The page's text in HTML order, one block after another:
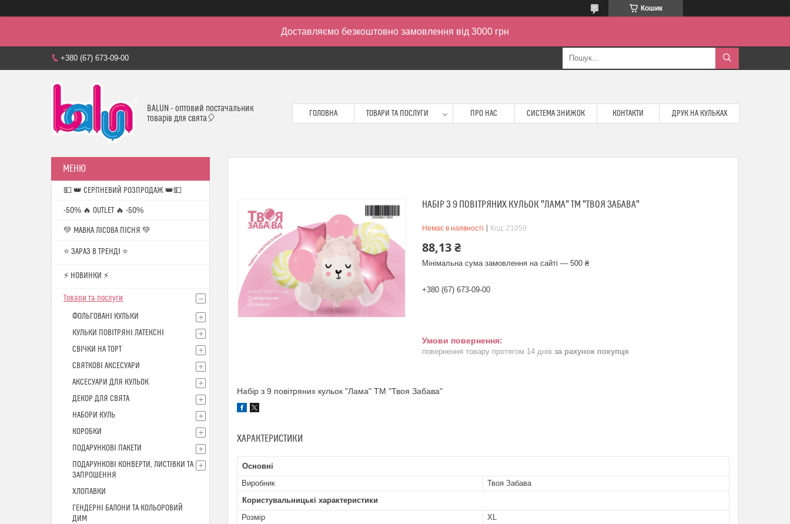
Кошик
Доставляємо безкоштовно замовлення від 3000 грн
+380 (67) 673-09-00
BALUN - оптовий постачальник
товарів для свята🎈
ГОЛОВНА ТОВАРИ ТА ПОСЛУГИ ПРО НАС СИСТЕМА ЗНИЖОК КОНТАКТИ ДРУК НА КУЛЬКАХ
НАБІР З 9 ПОВІТРЯНИХ КУЛЬОК "ЛАМА" ТМ "ТВОЯ ЗАБАВА"
Немає в наявності Код: 21059
88,13 ₴
Мінімальна сума замовлення на сайті — 500 ₴
+380 (67) 673-09-00
повернення товару протягом 14 днів за рахунок покупця
Набір з 9 повітряних кульок "Лама" ТМ "Твоя Забава"
ХАРАКТЕРИСТИКИ
Основні
Виробник
Твоя Забава
Користувальницькі характеристики
Розмір
XL
💵 👑 СЕРПНЕВИЙ РОЗПРОДАЖ 👑💵
-50% 🔥 OUTLET 🔥 -50%
💚 МАВКА ЛІСОВА ПІСНЯ 💚
⭐️ ЗАРАЗ В ТРЕНДІ ⭐️
⚡ НОВИНКИ ⚡
Товари та послуги
ФОЛЬГОВАНІ КУЛЬКИ
КУЛЬКИ ПОВІТРЯНІ ЛАТЕКСНІ
СВІЧКИ НА ТОРТ
СВЯТКОВІ АКСЕСУАРИ
АКСЕСУАРИ ДЛЯ КУЛЬОК
ДЕКОР ДЛЯ СВЯТА
НАБОРИ КУЛЬ
КОРОБКИ
ПОДАРУНКОВІ ПАКЕТИ
ПОДАРУНКОВІ КОНВЕРТИ, ЛИСТІВКИ ТА
ЗАПРОШЕННЯ
ХЛОПАВКИ
ГЕНДЕРНІ БАЛОНИ ТА КОЛЬОРОВИЙ
ДИМ